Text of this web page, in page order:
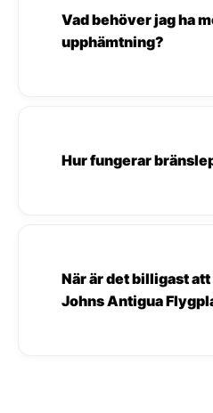
Vad behöver jag ha
upphämtning?
Hur fungerar
När är det billigast
Johns Antigua